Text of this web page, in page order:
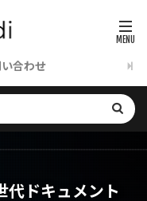
合わせ
代ドキュメント